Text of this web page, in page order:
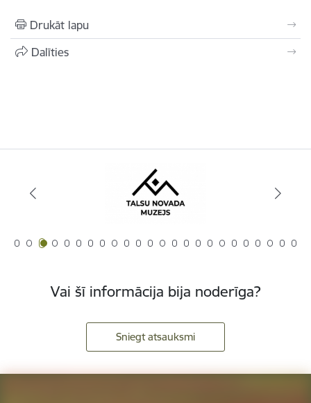
Drukāt lapu
Dalīties
Vai šī informācija bija noderīga?
Sniegt atsauksmi